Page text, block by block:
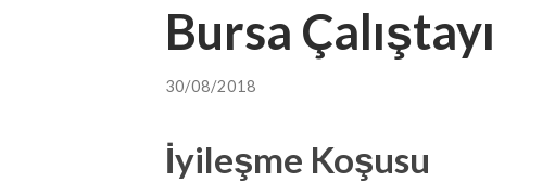
Bursa Çalıştayı
30/08/2018
İyileşme Koşusu